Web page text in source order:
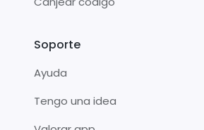
Soporte
Ayuda
Tengo una idea